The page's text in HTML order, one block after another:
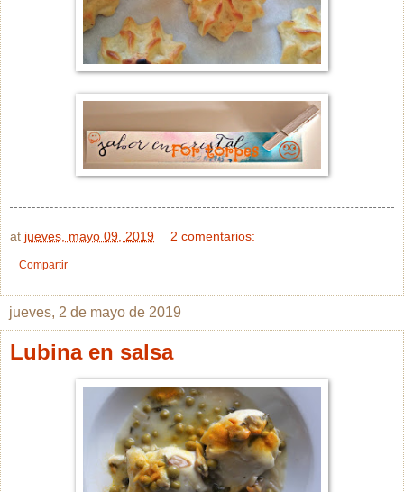
at jueves, mayo 09, 2019 2 comentarios:
Compartir
jueves, 2 de mayo de 2019
Lubina en salsa